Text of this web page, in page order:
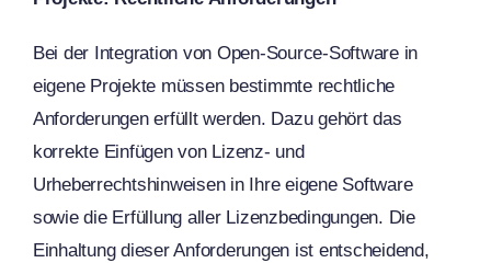
Bei der Integration von Open-Source-Software in
eigene Projekte müssen bestimmte rechtliche
Anforderungen erfüllt werden. Dazu gehört das
korrekte Einfügen von Lizenz- und
Urheberrechtshinweisen in Ihre eigene Software
sowie die Erfüllung aller Lizenzbedingungen. Die
Einhaltung dieser Anforderungen ist entscheidend,